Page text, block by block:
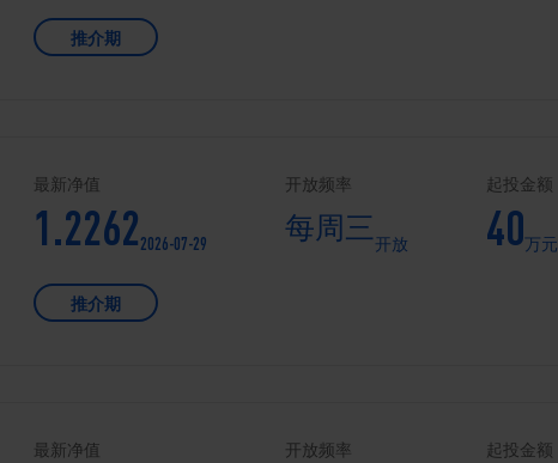
推介期
最新净值
1.22622026-07-29
开放频率
每周三开放
起投金额
40万元
推介期
最新净值 开放频率 起投金额